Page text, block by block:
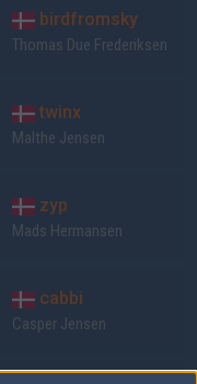
birdfromsky
Thomas Due Frederiksen
twinx
Malthe Jensen
zyp
Mads Hermansen
cabbi
Casper Jensen